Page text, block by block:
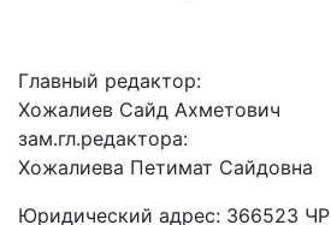
Главный редактор:
Хожалиев Сайд Ахметович
зам.гл.редактора:
Хожалиева Петимат Сайдовна
Юридический адрес: 366523 ЧР